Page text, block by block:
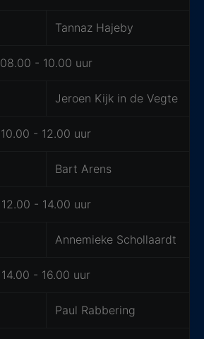
Tannaz Hajeby
08.00 - 10.00 uur
Jeroen Kijk in de Vegte
10.00 - 12.00 uur
Bart Arens
12.00 - 14.00 uur
Annemieke Schollaardt
14.00 - 16.00 uur
Paul Rabbering